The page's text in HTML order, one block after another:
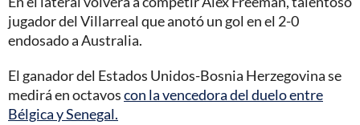
jugador del Villarreal que anotó un gol en el 2-0
endosado a Australia.
El ganador del Estados Unidos-Bosnia Herzegovina se
medirá en octavoscon la vencedora del duelo entre
Bélgica y Senegal.